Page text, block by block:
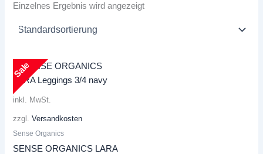
Einzelnes Ergebnis wird angezeigt
inkl. MwSt.
zzgl.Versandkosten
Sense Organics
SENSE ORGANICS LARA
Sale